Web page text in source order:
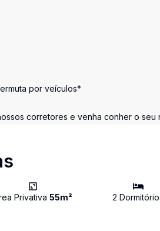
por veículos*
corretores e venha conher o seu
Privativa55m² 2 Dormitório